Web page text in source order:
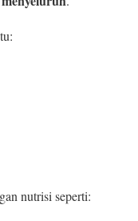
nutrisi seperti: